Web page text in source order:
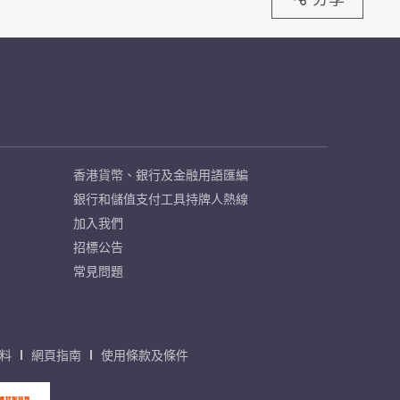
香港貨幣、銀行及金融用語匯編
銀行和儲值支付工具持牌人熱線
加入我們
招標公告
常見問題
網頁指南 使用條款及條件